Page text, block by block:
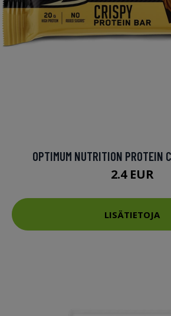
OPTIMUM NUTRITION PROTEIN
2.4 EUR
LISÄTIETOJA